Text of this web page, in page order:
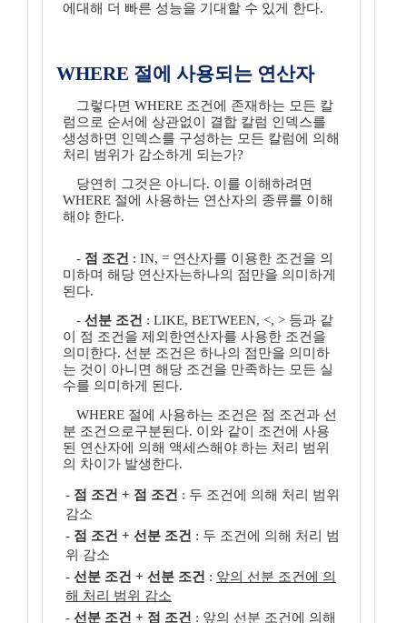
에대해 더 빠른 성능을 기대할 수 있게 한다.
WHERE 절에 사용되는 연산자
그렇다면 WHERE 조건에 존재하는 모든 칼
럼으로 순서에 상관없이 결합 칼럼 인덱스를
생성하면 인덱스를 구성하는 모든 칼럼에 의해
처리 범위가 감소하게 되는가?
당연히 그것은 아니다. 이를 이해하려면
WHERE 절에 사용하는 연산자의 종류를 이해
해야 한다.
- 점 조건 : IN, = 연산자를 이용한 조건을 의
미하며 해당 연산자는하나의 점만을 의미하게
된다.
- 선분 조건 : LIKE, BETWEEN, <, > 등과 같
이 점 조건을 제외한연산자를 사용한 조건을
의미한다. 선분 조건은 하나의 점만을 의미하
는 것이 아니면 해당 조건을 만족하는 모든 실
수를 의미하게 된다.
WHERE 절에 사용하는 조건은 점 조건과 선
분 조건으로구분된다. 이와 같이 조건에 사용
된 연산자에 의해 액세스해야 하는 처리 범위
의 차이가 발생한다.
- 점 조건 + 점 조건 : 두 조건에 의해 처리 범위
감소
- 점 조건 + 선분 조건 : 두 조건에 의해 처리 범
위 감소
- 선분 조건 + 선분 조건 : 앞의 선분 조건에 의
해 처리 범위 감소
- 선분 조건 + 점 조건 : 앞의 선분 조건에 의해